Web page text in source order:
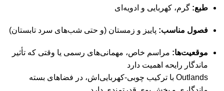
طبع: گرم، کهربایی و ادویه‌ای
فصول مناسب: پاییز و زمستان (و حتی شب‌های سرد تابستان)
موقعیت‌ها: مراسم خاص، مهمانی‌های رسمی یا وقتی که تأثیر
ماندگار رایحه اهمیت دارد
Outlands با ترکیب چوبی-کهربایی‌اش، در فضاهای بسته